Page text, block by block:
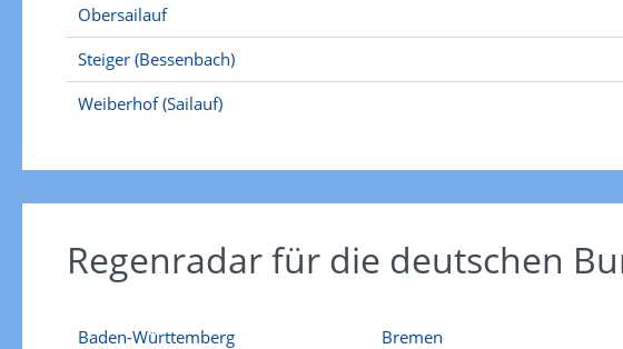
Obersailauf
Steiger (Bessenbach)
Weiberhof (Sailauf)
Regenradar für die deutschen
Baden-Württemberg
Bremen